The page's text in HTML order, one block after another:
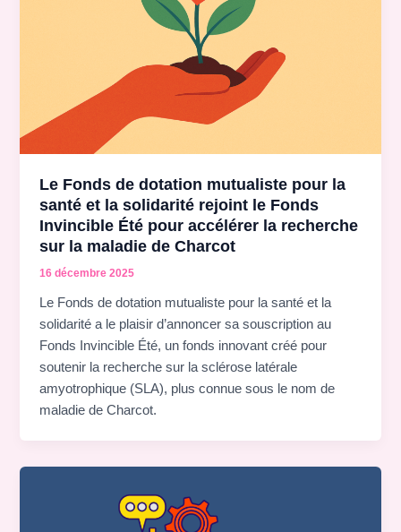
Le Fonds de dotation mutualiste pour la
santé et la solidarité rejoint le Fonds
Invincible Été pour accélérer la recherche
sur la maladie de Charcot
16 décembre 2025
Le Fonds de dotation mutualiste pour la santé et la
solidarité a le plaisir d’annoncer sa souscription au
Fonds Invincible Été, un fonds innovant créé pour
soutenir la recherche sur la sclérose latérale
amyotrophique (SLA), plus connue sous le nom de
maladie de Charcot.